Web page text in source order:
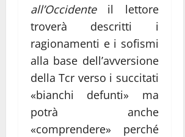
all’Occidenteil lettore
troverà descritti i
ragionamenti e i sofismi
alla base dell’avversione
della Tcr verso i succitati
«bianchi defunti» ma
potrà anche
«comprendere» perché